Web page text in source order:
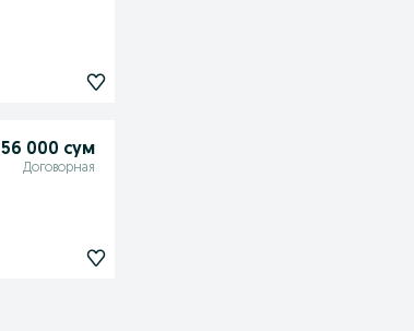
56 000 сум
Договорная